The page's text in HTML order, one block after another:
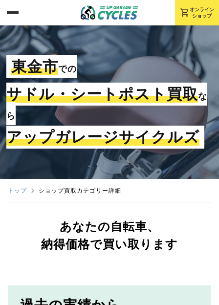
shopping_cart オンライン
ショップ
東金市での
サドル・シートポスト買取な
ら
アップガレージサイクルズ
トップ ショップ買取カテゴリー詳細
あなたの自転車、
納得価格で買い取ります